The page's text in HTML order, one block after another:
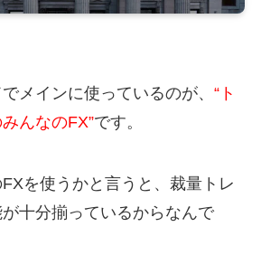
メインに使っているのが、 “ト
んなのFX”です。
を使うかと言うと、裁量トレ
十分揃っているからなんで